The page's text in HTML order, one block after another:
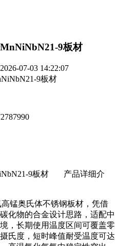
9板材
07-03 14:22:07
9板材
产品详细介
锰奥氏体不锈钢板材，凭借
化物的合金设计思路，适配中
，长期使用温度区间可覆盖零
氏度，短时峰值耐受温度可达